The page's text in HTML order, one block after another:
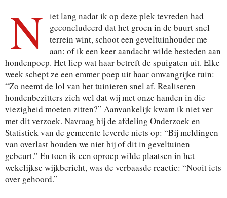
N
iet lang nadat ik op deze plek tevreden had
geconcludeerd dat het groen in de buurt snel
terrein wint, schoot een geveltuinhouder me
aan: of ik een keer aandacht wilde besteden aan
hondenpoep. Het liep wat haar betreft de spuigaten uit. Elke
week schept ze een emmer poep uit haar omvangrijke tuin:
“Zo neemt de lol van het tuinieren snel af. Realiseren
hondenbezitters zich wel dat wij met onze handen in die
viezigheid moeten zitten?” Aanvankelijk kwam ik niet ver
met dit verzoek. Navraag bij de afdeling Onderzoek en
Statistiek van de gemeente leverde niets op: “Bij meldingen
van overlast houden we niet bij of dit in geveltuinen
gebeurt.” En toen ik een oproep wilde plaatsen in het
wekelijkse wijkbericht, was de verbaasde reactie: “Nooit iets
over gehoord.”